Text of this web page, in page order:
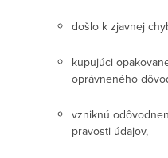
došlo k zjavnej
kupujúci
oprávneného
vzniknú
pravosti údajov,